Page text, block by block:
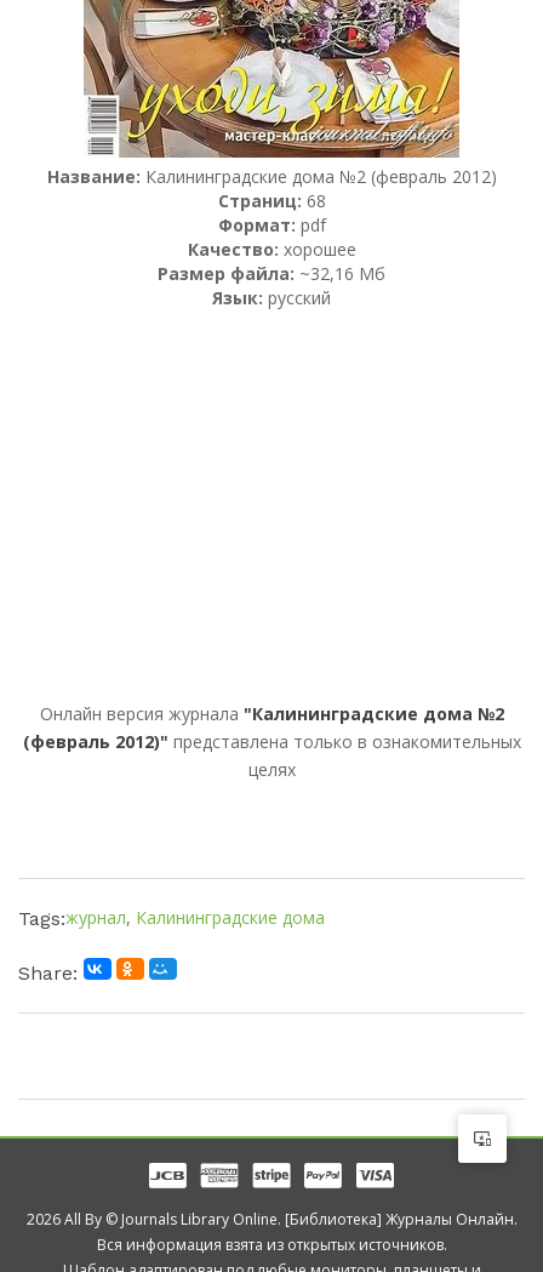
Название: Калининградские дома №2 (февраль 2012)
Страниц: 68
Формат: pdf
Качество: хорошее
Размер файла: ~32,16 Мб
Язык: русский
Онлайн версия журнала "Калининградские дома №2
(февраль 2012)" представлена только в ознакомительных
целях
Tags:журнал, Калининградские дома
Share:
2026 All By © Journals Library Online. [Библиотека] Журналы Онлайн.
Вся информация взята из открытых источников.